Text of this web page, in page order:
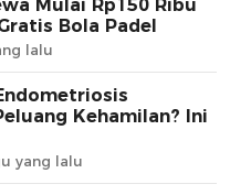
Mulai Rp150 Ribu
Bola Padel
lalu
Kehamilan? Ini
yang lalu